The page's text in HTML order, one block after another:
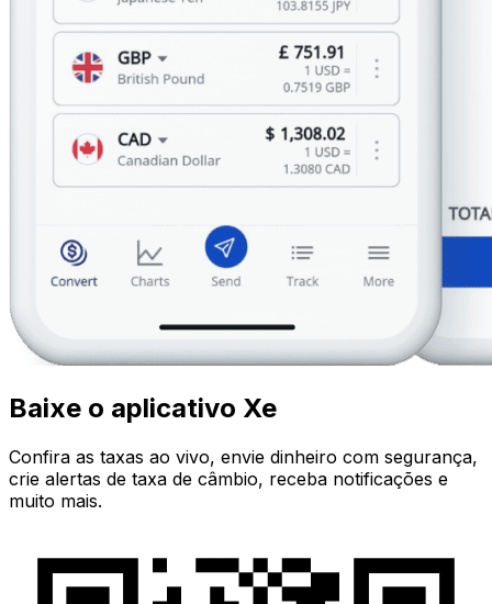
Baixe o aplicativo Xe
Confira as taxas ao vivo, envie dinheiro com segurança,
crie alertas de taxa de câmbio, receba notificações e
muito mais.